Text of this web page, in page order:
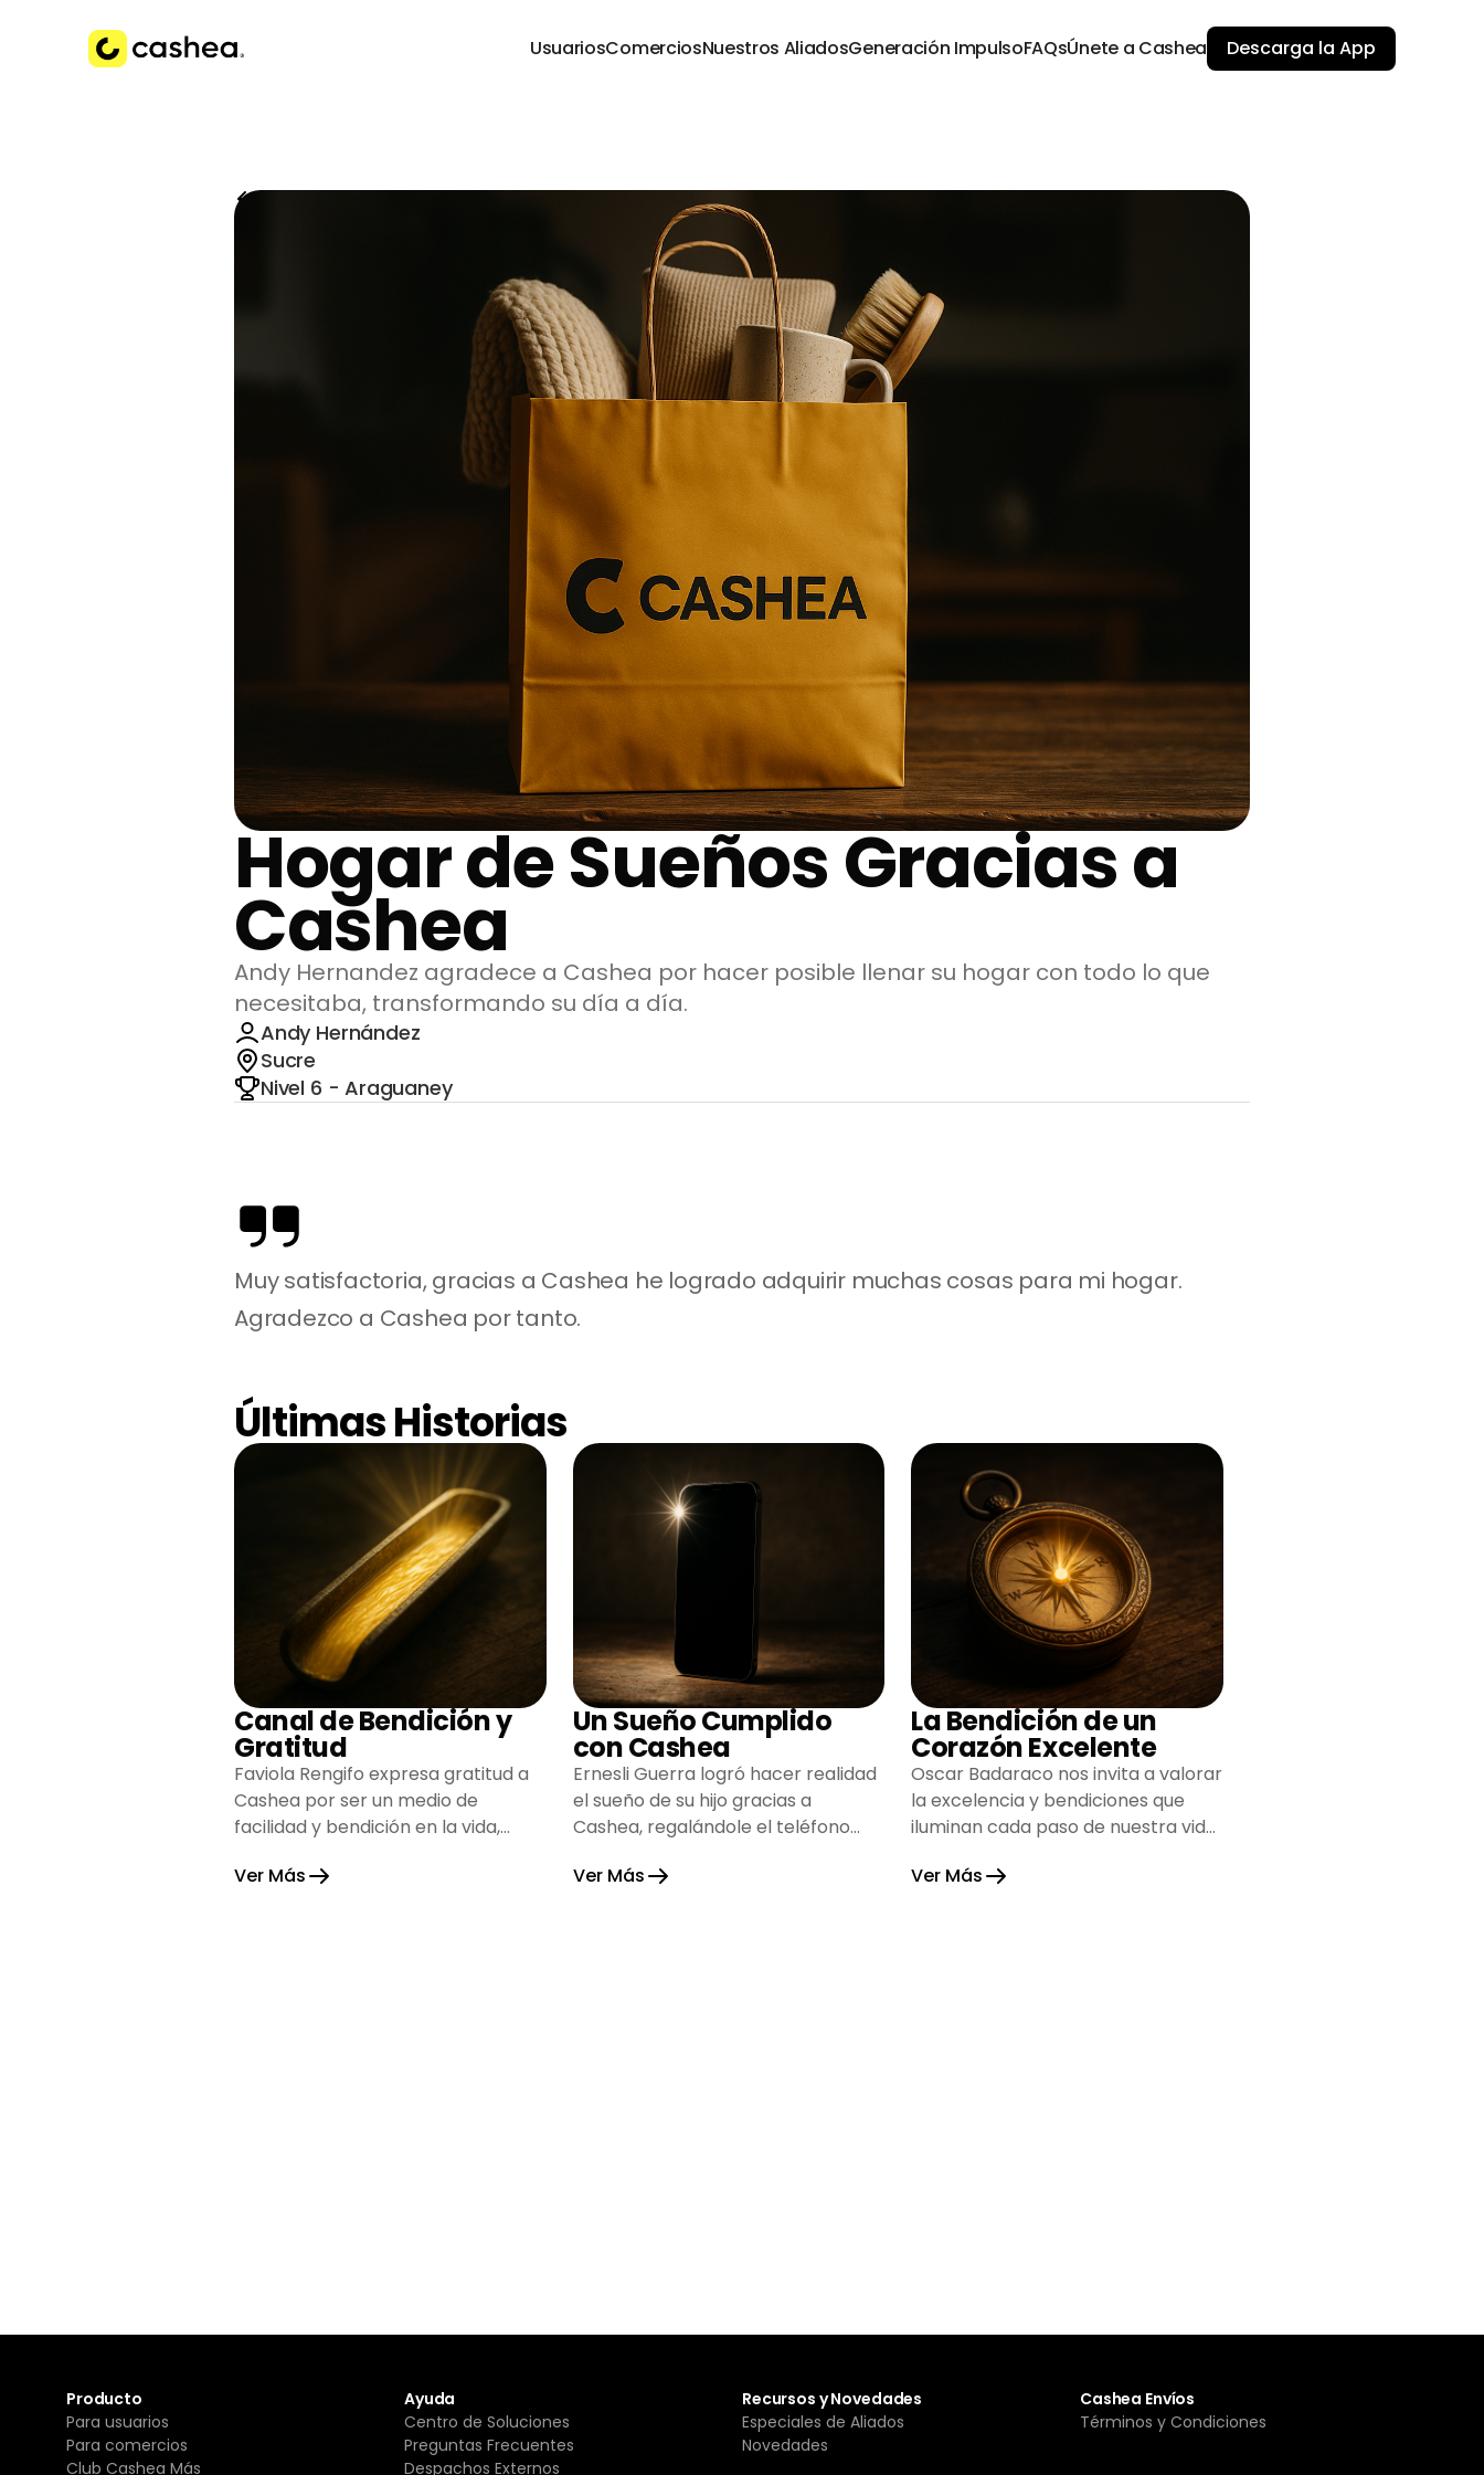
UsuariosComerciosNuestros AliadosGeneración ImpulsoFAQsÚnete a Cashea Descarga la App
Volver a Historias
Hogar de Sueños Gracias a
Cashea
Andy Hernandez agradece a Cashea por hacer posible llenar su hogar con todo lo que
necesitaba, transformando su día a día.
Andy Hernández
Sucre
Nivel 6 - Araguaney
Muy satisfactoria, gracias a Cashea he logrado adquirir muchas cosas para mi hogar.
Agradezco a Cashea por tanto.
Últimas Historias
Canal de Bendición y
Gratitud
Faviola Rengifo expresa gratitud a
Cashea por ser un medio de
facilidad y bendición en la vida,
esperanza.
Ver Más
Un Sueño Cumplido
con Cashea
Ernesli Guerra logró hacer realidad
el sueño de su hijo gracias a
Cashea, regalándole el teléfono
alegría su hogar.
Ver Más
La Bendición de un
Corazón Excelente
Oscar Badaraco nos invita a valorar
la excelencia y bendiciones que
iluminan cada paso de nuestra vida,
gratitud y fortaleza.
Ver Más
Producto
Para usuarios
Para comercios
Club Cashea Más
Ayuda
Centro de Soluciones
Preguntas Frecuentes
Despachos Externos
Recursos y Novedades
Especiales de Aliados
Novedades
Cashea Envíos
Términos y Condiciones